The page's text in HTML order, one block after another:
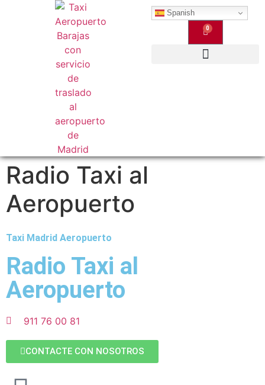
Spanish
0
Radio Taxi al
Aeropuerto
Taxi Madrid Aeropuerto
Radio Taxi al
Aeropuerto
911 76 00 81
CONTACTE CON NOSOTROS